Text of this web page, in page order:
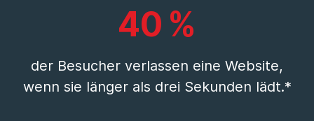
40 %
der Besucher verlassen eine Website,
wenn sie länger als drei Sekunden lädt.*